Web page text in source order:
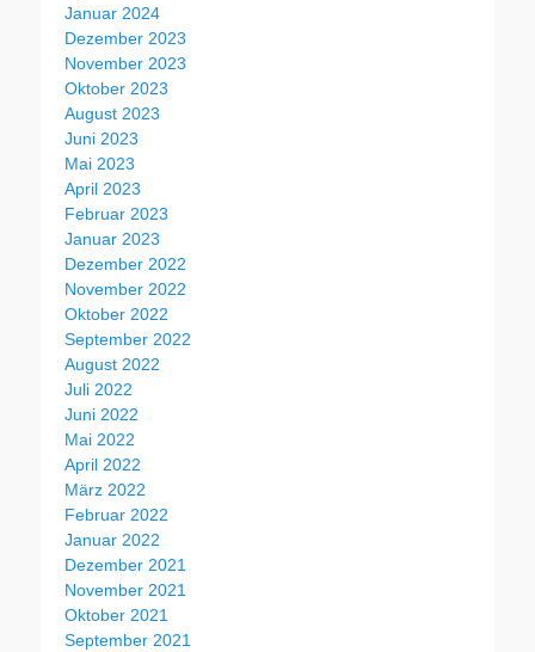
Januar 2024
Dezember 2023
November 2023
Oktober 2023
August 2023
Juni 2023
Mai 2023
April 2023
Februar 2023
Januar 2023
Dezember 2022
November 2022
Oktober 2022
September 2022
August 2022
Juli 2022
Juni 2022
Mai 2022
April 2022
März 2022
Februar 2022
Januar 2022
Dezember 2021
November 2021
Oktober 2021
September 2021